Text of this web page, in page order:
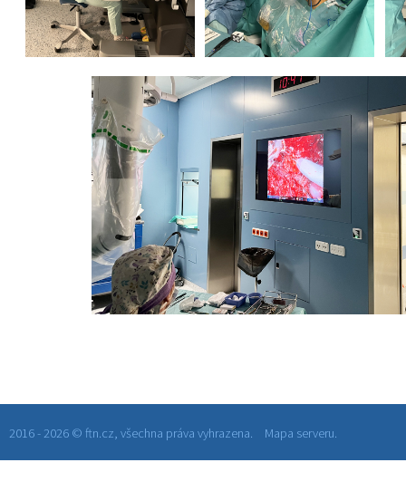
2016 - 2026 © ftn.cz, všechna práva vyhrazena. Mapa serveru.